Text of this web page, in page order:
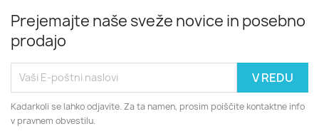
Prejemajte naše sveže novice in posebno
prodajo
Kadarkoli se lahko odjavite. Za ta namen, prosim poiščite kontaktne info
v pravnem obvestilu.